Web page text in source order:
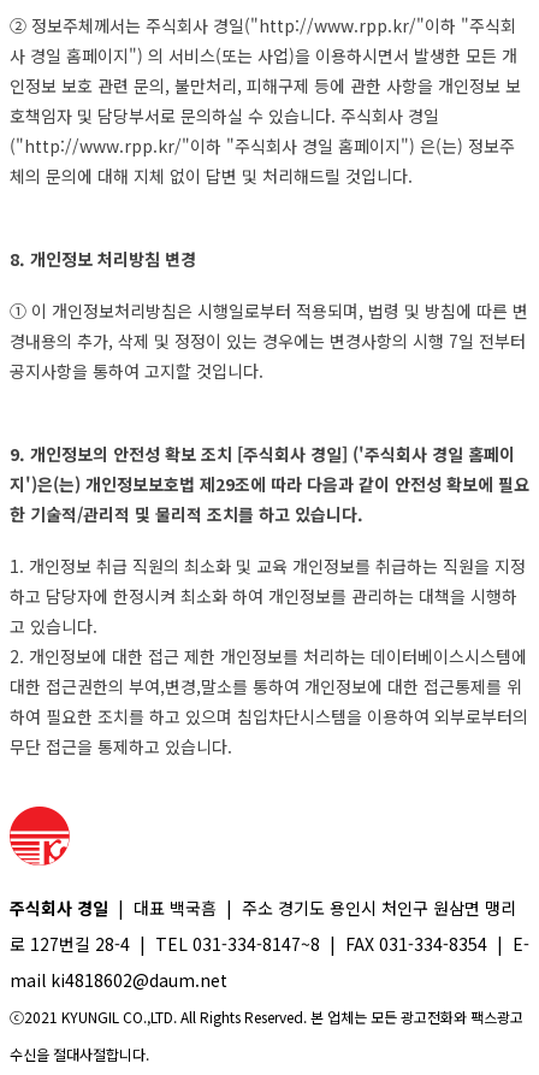
② 정보주체께서는 주식회사 경일("http://www.rpp.kr/"이하 "주식회
사 경일 홈페이지") 의 서비스(또는 사업)을 이용하시면서 발생한 모든 개
인정보 보호 관련 문의, 불만처리, 피해구제 등에 관한 사항을 개인정보 보
호책임자 및 담당부서로 문의하실 수 있습니다. 주식회사 경일
("http://www.rpp.kr/"이하 "주식회사 경일 홈페이지") 은(는) 정보주
체의 문의에 대해 지체 없이 답변 및 처리해드릴 것입니다.
8. 개인정보 처리방침 변경
① 이 개인정보처리방침은 시행일로부터 적용되며, 법령 및 방침에 따른 변
경내용의 추가, 삭제 및 정정이 있는 경우에는 변경사항의 시행 7일 전부터
공지사항을 통하여 고지할 것입니다.
9. 개인정보의 안전성 확보 조치 [주식회사 경일] ('주식회사 경일 홈페이
지')은(는) 개인정보보호법 제29조에 따라 다음과 같이 안전성 확보에 필요
한 기술적/관리적 및 물리적 조치를 하고 있습니다.
1. 개인정보 취급 직원의 최소화 및 교육 개인정보를 취급하는 직원을 지정
하고 담당자에 한정시켜 최소화 하여 개인정보를 관리하는 대책을 시행하
고 있습니다.
2. 개인정보에 대한 접근 제한 개인정보를 처리하는 데이터베이스시스템에
대한 접근권한의 부여,변경,말소를 통하여 개인정보에 대한 접근통제를 위
하여 필요한 조치를 하고 있으며 침입차단시스템을 이용하여 외부로부터의
무단 접근을 통제하고 있습니다.
주식회사 경일 | 대표 백국흠 | 주소 경기도 용인시 처인구 원삼면 맹리
로 127번길 28-4 | TEL 031-334-8147~8 | FAX 031-334-8354 | E-
mail ki4818602@daum.net
ⓒ2021 KYUNGIL CO.,LTD. All Rights Reserved. 본 업체는 모든 광고전화와 팩스광고
수신을 절대사절합니다.